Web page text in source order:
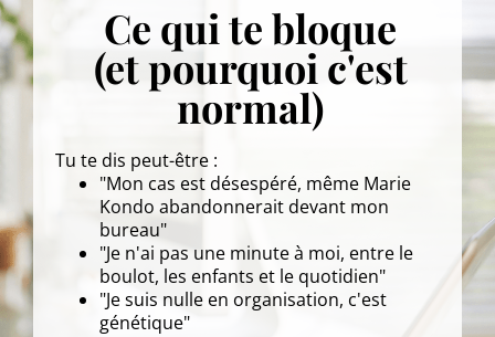
Ce qui te bloque
(et pourquoi c'est
normal)
Tu te dis peut-être :
"Mon cas est désespéré, même Marie
Kondo abandonnerait devant mon
bureau"
"Je n'ai pas une minute à moi, entre le
boulot, les enfants et le quotidien"
"Je suis nulle en organisation, c'est
génétique"